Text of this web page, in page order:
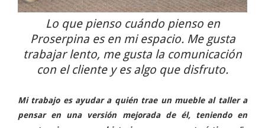
Lo que pienso cuándo pienso en
Proserpina es en mi espacio. Me gusta
trabajar lento, me gusta la comunicación
con el cliente y es algo que disfruto.
Mi trabajo es ayudar a quién trae un mueble al taller a
pensar en una versión mejorada de él, teniendo en